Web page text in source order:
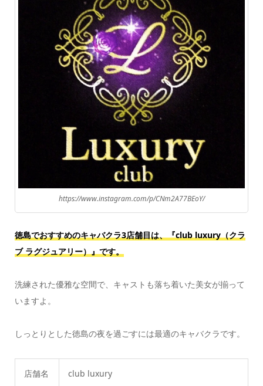
https://www.instagram.com/p/CNm2A77BEoY/
徳島でおすすめのキャバクラ3店舗目は、『club luxury（クラ
ブ ラグジュアリー）』です。
洗練された優雅な空間で、キャストも落ち着いた美女が揃って
いますよ。
しっとりとした徳島の夜を過ごすには最適のキャバクラです。
店舗名 club luxury